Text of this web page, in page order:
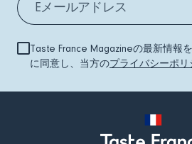
Taste France Magazineの最新情報
に同意し、当方のプライバシーポリ